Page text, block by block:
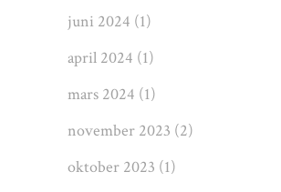
juni 2024 (1)
april 2024 (1)
mars 2024 (1)
november 2023 (2)
oktober 2023 (1)